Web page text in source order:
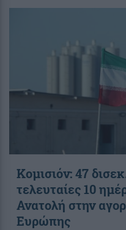
Κομισιόν: 47
τελευταίες 10
Ανατολή στην
Ευρώπης